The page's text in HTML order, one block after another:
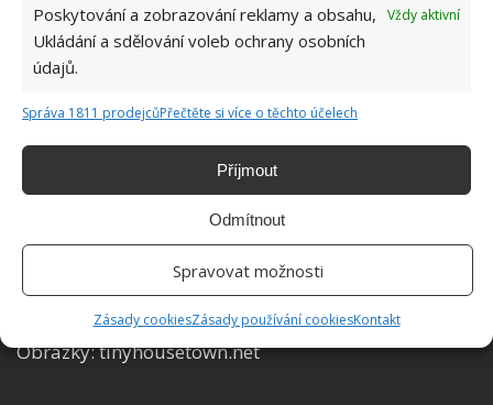
Poskytování a zobrazování reklamy a obsahu,
Ukládání a sdělování voleb ochrany osobních
údajů.
Vždy aktivní
Správa 1811 prodejcůPřečtěte si více o těchto účelech
Příjmout
Odmítnout
Spravovat možnosti
Zásady cookiesZásady používání cookiesKontakt
Obrázky: tinyhousetown.net